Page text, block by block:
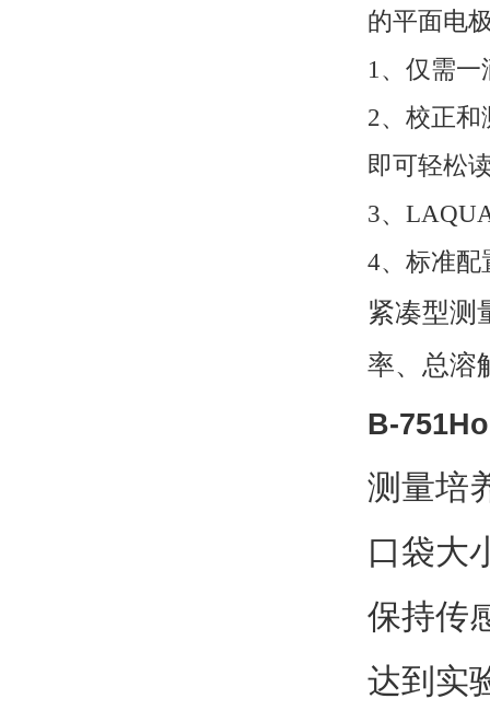
的平面电
1、仅需
2、校正
即可轻松
3、
4、标准配
紧凑型测
率、总溶
B-
测量培
口袋大
保持传
达到实